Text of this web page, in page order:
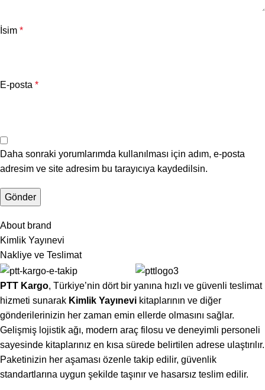
İsim *
E-posta *
Daha sonraki yorumlarımda kullanılması için adım, e-posta
adresim ve site adresim bu tarayıcıya kaydedilsin.
About brand
Kimlik Yayınevi
Nakliye ve Teslimat
PTT Kargo, Türkiye’nin dört bir yanına hızlı ve güvenli teslimat
hizmeti sunarak Kimlik Yayınevi kitaplarının ve diğer
gönderilerinizin her zaman emin ellerde olmasını sağlar.
Gelişmiş lojistik ağı, modern araç filosu ve deneyimli personeli
sayesinde kitaplarınız en kısa sürede belirtilen adrese ulaştırılır.
Paketinizin her aşaması özenle takip edilir, güvenlik
standartlarına uygun şekilde taşınır ve hasarsız teslim edilir.